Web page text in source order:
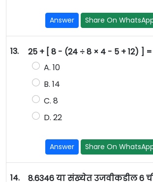
Answer Share On
13.
25 + [ 8 - (24 ÷ 8 × 4 - 5 + 12) ]
A. 10
B. 14
C. 8
D. 22
Answer Share On
14.
8.6346 या संख्येत उजवीकडील 6